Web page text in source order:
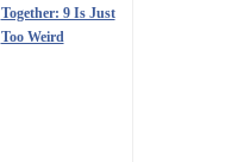
Together: 9 Is Just
Too Weird